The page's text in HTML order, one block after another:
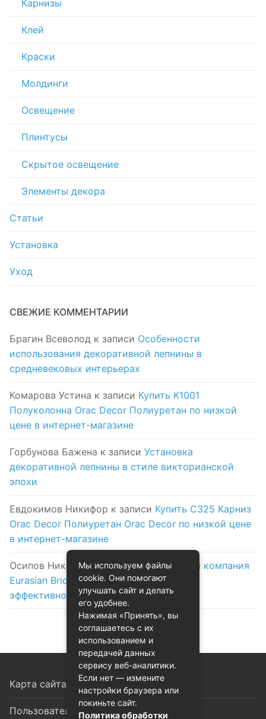
Карнизы
Клей
Краски
Молдинги
Освещение
Плинтусы
Скрытое освещение
Элементы декора
Статьи
Установка
Уход
СВЕЖИЕ КОММЕНТАРИИ
Брагин Всеволод к записи Особенности
использования декоративной лепнины в
средневековых интерьерах
Комарова Устина к записи Купить K1001
Полуколонна Orac Decor Полиуретан по низкой
цене в интернет-магазине
Горбунова Бажена к записи Установка
декоративной лепнины в стиле викторианской
эпохи
Евдокимов Никифор к записи Купить C325 Карниз
Orac Decor Полиуретан Orac Decor по низкой цене
в интернет-магазине
Осипов Николак записиЛогистическая компания
Eurasian Bridge в Астане: надежность и
эффективность на первом месте
Карта сайта
Пользовательское соглашение
Мы используем файлы
cookie. Они помогают
улучшать сайт и делать
его удобнее.
Нажимая «Принять», вы
соглашаетесь с их
использованием и
передачей данных
сервису веб-аналитики.
Если нет — измените
настройки браузера или
покиньте сайт.
Политика обработки